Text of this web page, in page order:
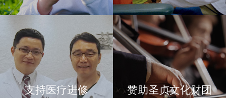
支持医疗进修 赞助圣贞文化财团